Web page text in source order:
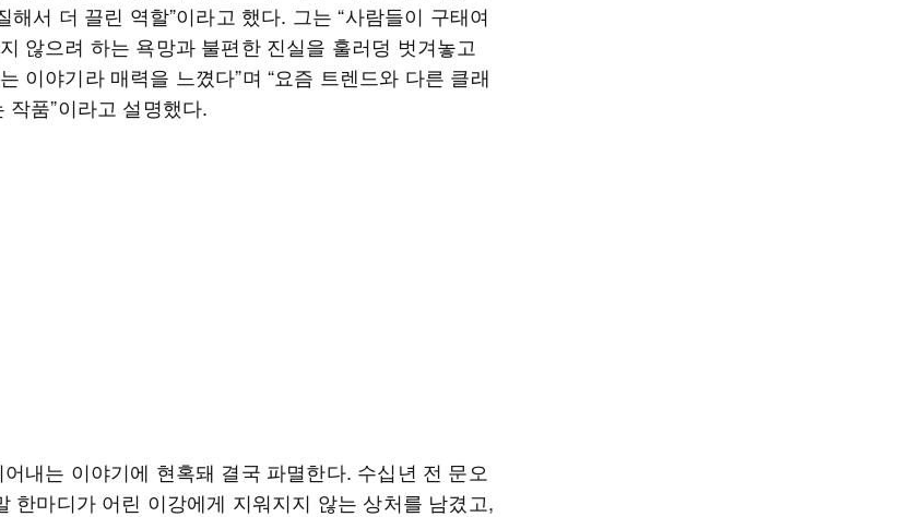
해서 더 끌린 역할”이라고 했다. 그는 “사람들이 구태여
않으려 하는 욕망과 불편한 진실을 훌러덩 벗겨놓고
이야기라 매력을 느꼈다”며 “요즘 트렌드와 다른 클래
작품”이라고 설명했다.
내는 이야기에 현혹돼 결국 파멸한다. 수십년 전 문오
한마디가 어린 이강에게 지워지지 않는 상처를 남겼고,